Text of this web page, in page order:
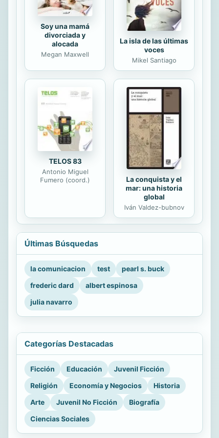
todo lujo de detalles la tremenda
energia, la gran ...
Soy una mamá
divorciada y
alocada
Megan Maxwell
La isla de las últimas
voces
Mikel Santiago
TELOS 83
Antonio Miguel
Fumero (coord.)
La conquista y el
mar: una historia
global
Iván Valdez-bubnov
Últimas Búsquedas
la comunicacion test
pearl s. buck
frederic dard
albert espinosa
julia navarro
Categorías Destacadas
Ficción Educación
Juvenil Ficción
Religión
Economía y Negocios
Historia
Arte
Juvenil No Ficción
Biografía
Ciencias Sociales